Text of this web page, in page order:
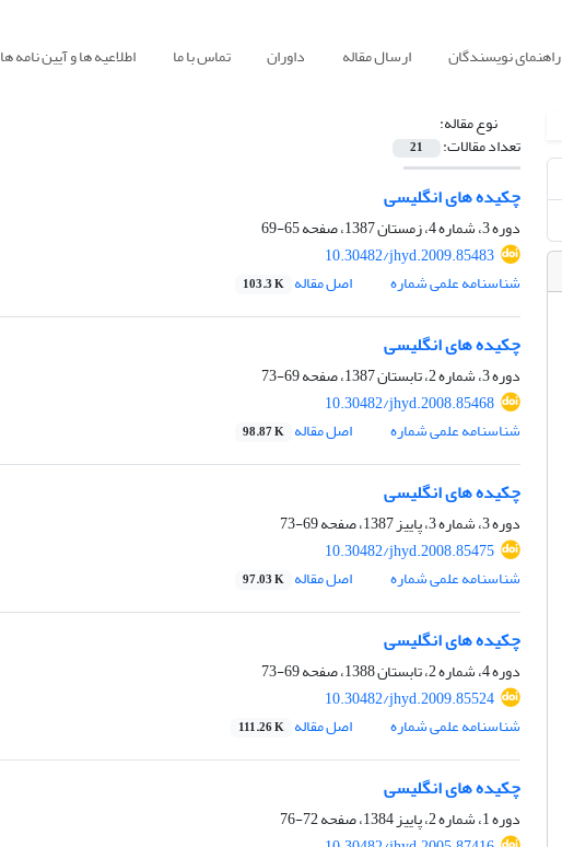
راهنمای نویسندگان ارسال مقاله داوران تماس با ما اطلاعیه ها و آیین نامه ها
نوع مقاله:
تعداد مقالات: 21
چکیده های انگلیسی
دوره 3، شماره 4، زمستان 1387، صفحه
65-69
10.30482/jhyd.2009.85483
شناسنامه علمی شماره
اصل مقاله 103.3 K
چکیده های انگلیسی
دوره 3، شماره 2، تابستان 1387، صفحه
69-73
10.30482/jhyd.2008.85468
شناسنامه علمی شماره
اصل مقاله 98.87 K
چکیده های انگلیسی
دوره 3، شماره 3، پاییز 1387، صفحه
69-73
10.30482/jhyd.2008.85475
شناسنامه علمی شماره
اصل مقاله 97.03 K
چکیده های انگلیسی
دوره 4، شماره 2، تابستان 1388، صفحه
69-73
10.30482/jhyd.2009.85524
شناسنامه علمی شماره
اصل مقاله 111.26 K
چکیده های انگلیسی
دوره 1، شماره 2، پاییز 1384، صفحه
72-76